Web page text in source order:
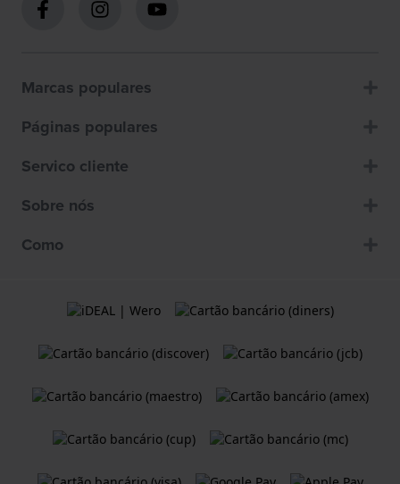
Marcas populares
Páginas populares
Servico cliente
Sobre nós
Como